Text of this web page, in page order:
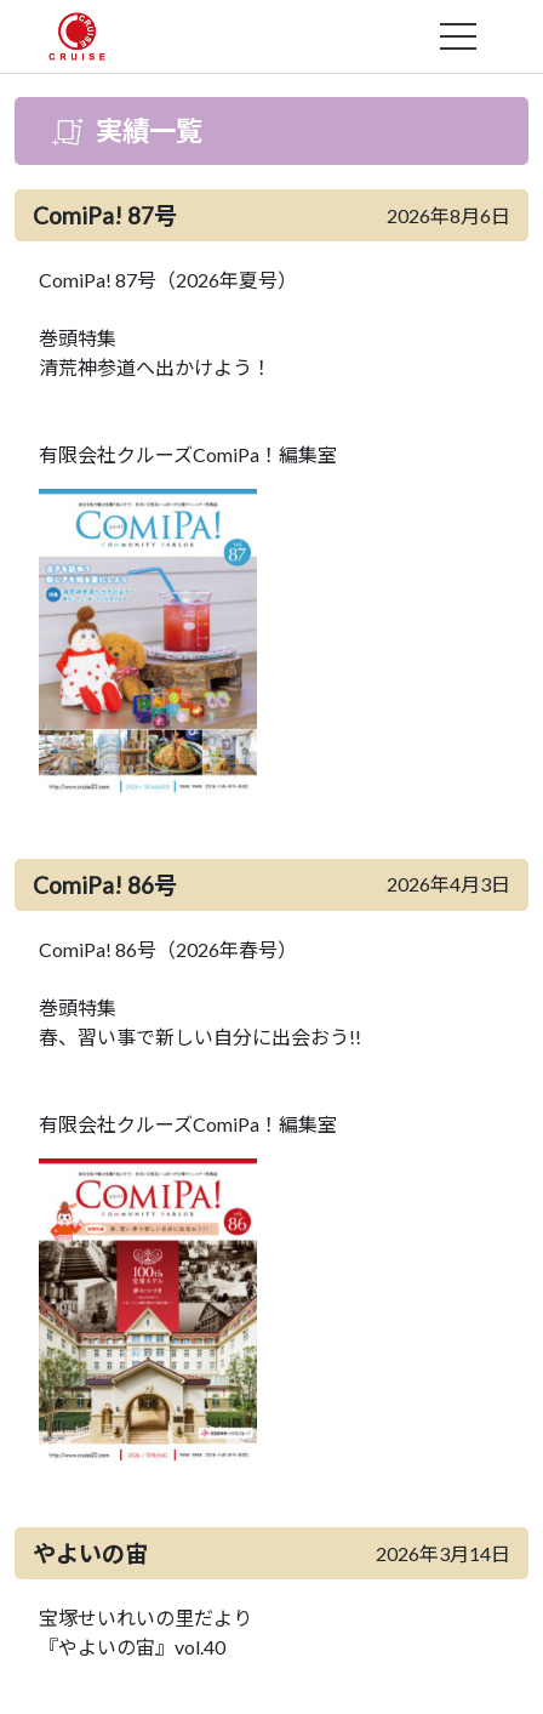
MENU
実績一覧
ComiPa! 87号 2026年8月6日
ComiPa! 87号（2026年夏号）
巻頭特集
清荒神参道へ出かけよう！
有限会社クルーズComiPa！編集室
ComiPa! 86号 2026年4月3日
ComiPa! 86号（2026年春号）
巻頭特集
春、習い事で新しい自分に出会おう!!
有限会社クルーズComiPa！編集室
やよいの宙 2026年3月14日
宝塚せいれいの里だより
『やよいの宙』vol.40